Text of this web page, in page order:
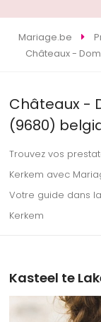
Mariage.be
Châteaux -
Châteaux -
(9680)
Trouvez vos
Kerkem avec
Votre guide dans
Kerkem
Kasteel te